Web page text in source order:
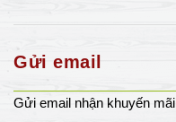
Gửi email
Gửi email nhận khuyến mãi